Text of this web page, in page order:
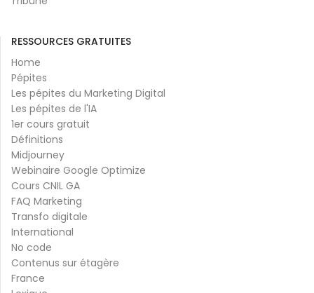
RESSOURCES GRATUITES
Home
Pépites
Les pépites du Marketing Digital
Les pépites de l'IA
1er cours gratuit
Définitions
Midjourney
Webinaire Google Optimize
Cours CNIL GA
FAQ Marketing
Transfo digitale
International
No code
Contenus sur étagère
France